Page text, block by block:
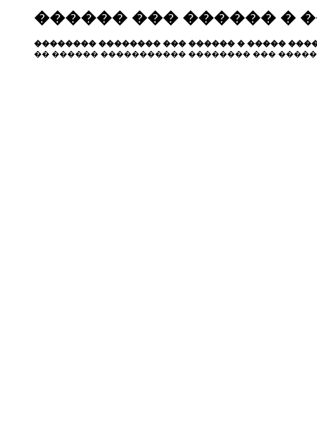
������ ��� ������ �
�������� �������� ��� ������ � �����
�� ������ ����������� �������� ���